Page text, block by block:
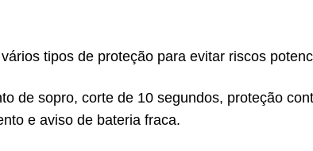
tipos de proteção para evitar riscos
de sopro, corte de 10 segundos, proteção
e aviso de bateria fraca.